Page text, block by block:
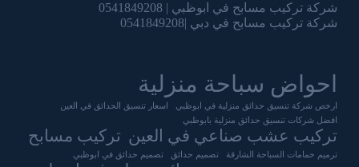
شركة تركيب مسابح في ابوظبي | 0541849208
شركة تركيب مسابح في دبي |0541849208
احواض سباحة منزلية
ارخص شركة تنسيق حدائق منزلية في ابوظبي
اسعار تنسيق الحدائق في العين
افضل شركات تنسيق حدائق منزلية بابوظبي
تركيب عشب صناعي في العين تركيب مسابح
ترميم حمامات السباحة الشارقة تصميم حدائق تصميم حدائق في ابوظبي